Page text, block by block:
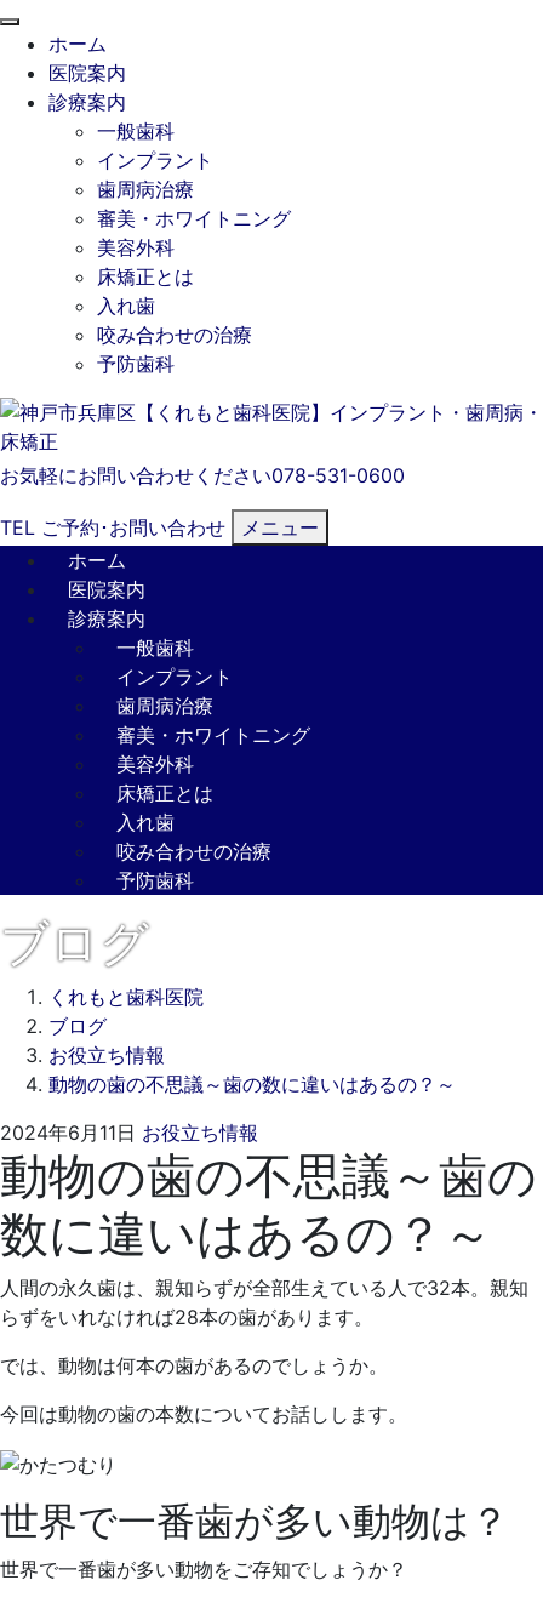
ホーム
医院案内
診療案内
一般歯科
インプラント
歯周病治療
審美・ホワイトニング
美容外科
床矯正とは
入れ歯
咬み合わせの治療
予防歯科
お気軽にお問い合わせください078-531-0600
TEL ご予約･ お問い合わせ
メニュー
ホーム
医院案内
診療案内
一般歯科
インプラント
歯周病治療
審美・ホワイトニング
美容外科
床矯正とは
入れ歯
咬み合わせの治療
予防歯科
ブログ
くれもと歯科医院
ブログ
お役立ち情報
動物の歯の不思議～歯の数に違いはあるの？～
2024年6月11日 お役立ち情報
年
月
29
日
れ
と
歯
科
医
院
動物の歯の不思議～歯の
数に違いはあるの？～
人間の永久歯は、親知らずが全部生えている人で32本。親知
らずをいれなければ28本の歯があります。
では、動物は何本の歯があるのでしょうか。
今回は動物の歯の本数についてお話しします。
世界で一番歯が多い動物は？
世界で一番歯が多い動物をご存知でしょうか？